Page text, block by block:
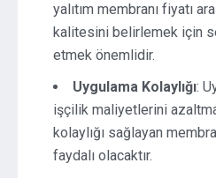
yalıtım membranı fiyatı
kalitesini belirlemek için
etmek önemlidir.
Uygulama Kolaylığı:
işçilik maliyetlerini
kolaylığı sağlayan
faydalı olacaktır.